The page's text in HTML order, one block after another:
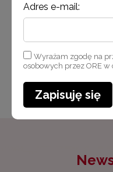
Opublikowano:
Zmodyfikowano: 8.05.2018
Adres e-mail:
Wyrażam zgodę na
osobowych przez ORE
Zapisuję się